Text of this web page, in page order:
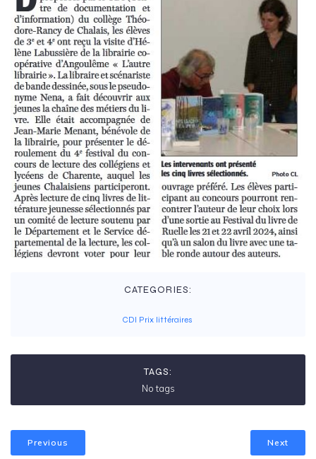
CATEGORIES:
CDI Prix littéraires
TAGS:
No tags
Previous Next